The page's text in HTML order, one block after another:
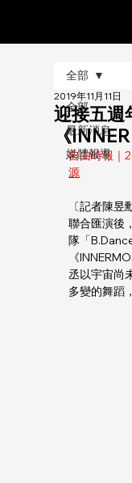
全部
最新消息
媒體報導
全部
迎接五週
《
2019年11月11日
自由時報｜
源
〔記者陳
聯合匯演後
隊「
《
丞以宇宙尚
多變的舞蹈